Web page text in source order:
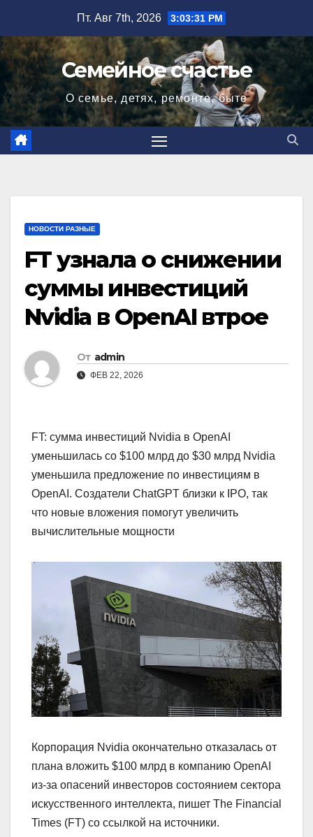
содержимому
Пт. Авг 7th, 2026 3:03:32 PM
Семейное счастье
О семье, детях, ремонте, быте
НОВОСТИ РАЗНЫЕ
FT узнала о снижении
суммы инвестиций
Nvidia в OpenAI втрое
От admin
ФЕВ 22, 2026
FT: сумма инвестиций Nvidia в OpenAI
уменьшилась со $100 млрд до $30 млрд Nvidia
уменьшила предложение по инвестициям в
OpenAI. Создатели ChatGPT близки к IPO, так
что новые вложения помогут увеличить
вычислительные мощности
Корпорация Nvidia окончательно отказалась от
плана вложить $100 млрд в компанию OpenAI
из-за опасений инвесторов состоянием сектора
искусственного интеллекта, пишет The Financial
Times (FT) со ссылкой на источники.